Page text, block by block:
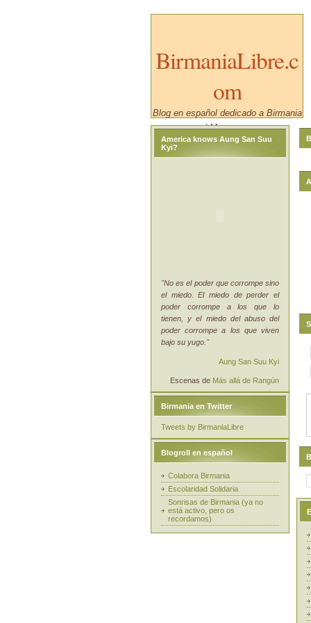
BirmaniaLibre.c
om
Blog en español dedicado a Birmania
/ Myanmar.
America knows Aung San Suu
Kyi?
"No es el poder que corrompe sino
el miedo. El miedo de perder el
poder corrompe a los que lo
tienen, y el miedo del abuso del
poder corrompe a los que viven
bajo su yugo."
Aung San Suu Kyi
Escenas de Más allá de Rangún
Birmania en Twitter
Tweets by BirmaniaLibre
Blogroll en español
Colabora Birmania
Escolaridad Solidaria
Sonrisas de Birmania (ya no
está activo, pero os
recordamos)